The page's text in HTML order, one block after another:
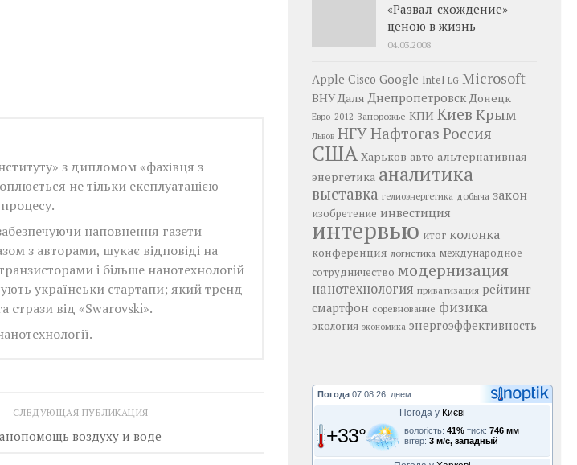
з дипломом «фахівця з
не тільки експлуатацією
наповнення газети
з авторами, шукає відповіді на
і більше нанотехнологій
українськи стартапи; який тренд
від «Swarovski».
СЛЕДУЮЩАЯ ПУБЛИКАЦИЯ
воздуху и воде
«Развал-схождение»
ценою в жизнь
04.03.2008
Apple Cisco Google Intel LG Microsoft
ВНУ Даля Днепропетровск Донецк
Евро-2012 Запорожье КПИ Киев Крым
Львов НГУНафтогаз Россия
США Харьков авто альтернативная
энергетика аналитика
выставка гелиоэнергетика добыча закон
изобретение инвестиция
интервью итог колонка
конференция логистика международное
сотрудничество модернизация
нанотехнология приватизация рейтинг
смартфон соревнование физика
экология экономика энергоэффективность
Погода 07.08.26, днем
Погода у Києві
+33° вологість: 41% тиск: 746 мм
вітер: 3 м/с, западный